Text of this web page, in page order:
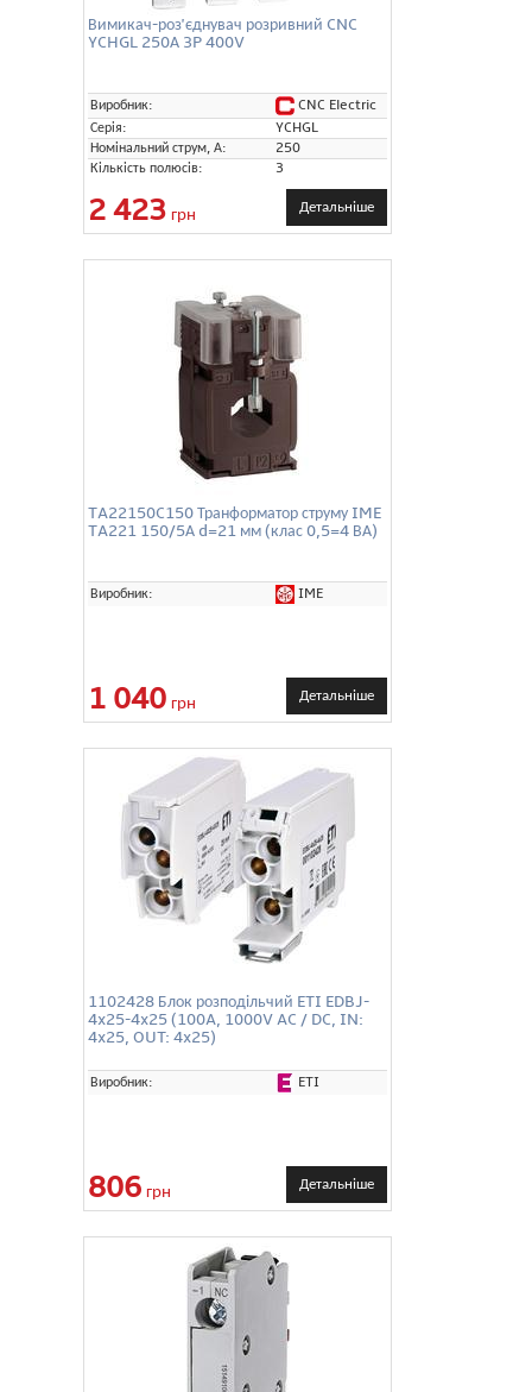
Вимикач-роз'єднувач розривний CNC
YCHGL 250А 3P 400V
Виробник:
CNC Electric
Серія:
YCHGL
Номінальний струм, А:
250
Кількість полюсів:
3
2 423 грн Детальніше
TA22150C150 Транформатор струму IME
TA221 150/5А d=21 мм (клас 0,5=4 ВА)
Виробник: IME
1 040 грн Детальніше
1102428 Блок розподільчий ETI EDBJ-
4x25-4x25 (100A, 1000V AC / DC, IN:
4x25, OUT: 4x25)
Виробник: ETI
806 грн Детальніше